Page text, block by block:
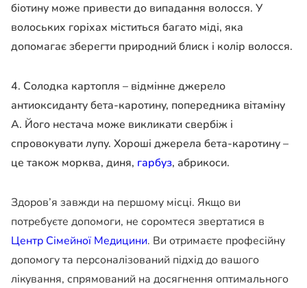
біотину може привести до випадання волосся. У
волоських горіхах міститься багато міді, яка
допомагає зберегти природний блиск і колір волосся.
4. Солодка картопля – відмінне джерело
антиоксиданту бета-каротину, попередника вітаміну
А. Його нестача може викликати свербіж і
спровокувати лупу. Хороші джерела бета-каротину –
це також морква, диня, гарбуз, абрикоси.
Здоров’я завжди на першому місці. Якщо ви
потребуєте допомоги, не соромтеся звертатися в
Центр Сімейної Медицини. Ви отримаєте професійну
допомогу та персоналізований підхід до вашого
лікування, спрямований на досягнення оптимального